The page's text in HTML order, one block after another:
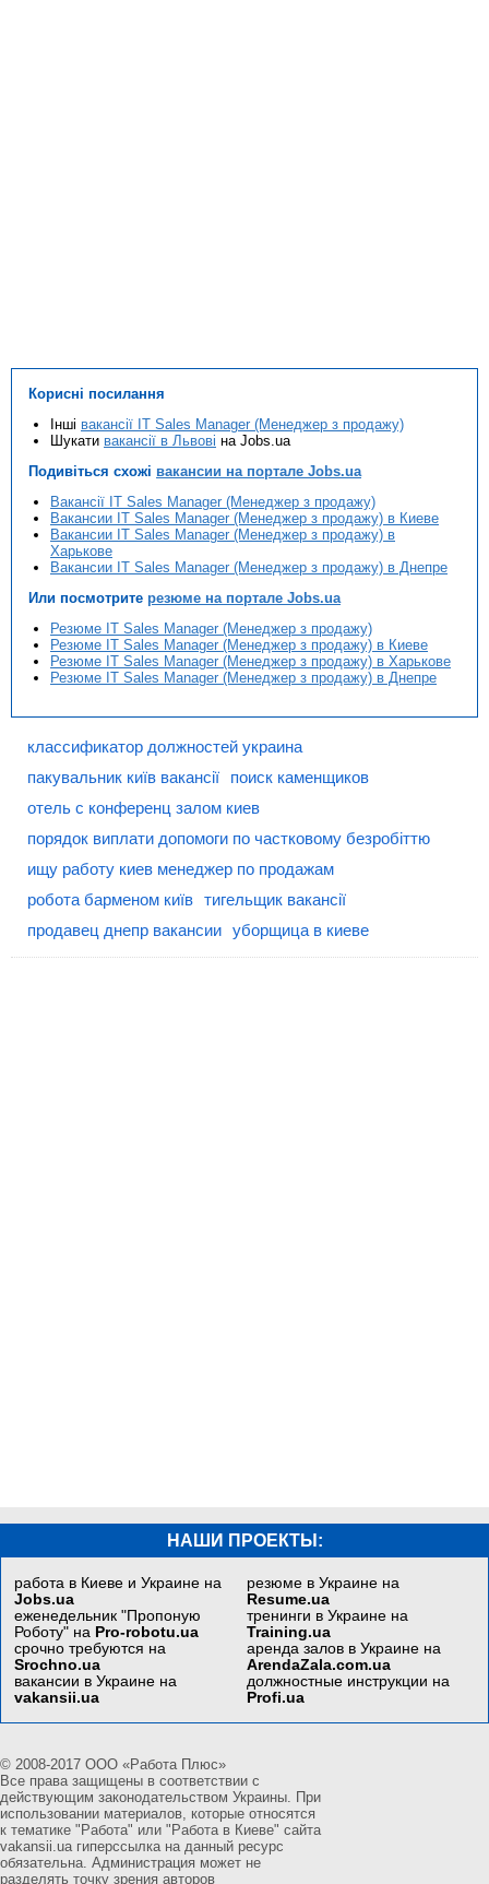
Корисні посилання
Інші вакансії IT Sales Manager (Менеджер з продажу)
Шукати вакансії в Львові на Jobs.ua
Подивіться схожі вакансии на портале Jobs.ua
Вакансії IT Sales Manager (Менеджер з продажу)
Вакансии IT Sales Manager (Менеджер з продажу) в Киеве
Вакансии IT Sales Manager (Менеджер з продажу) в
Харькове
Вакансии IT Sales Manager (Менеджер з продажу) в Днепре
Или посмотрите резюме на портале Jobs.ua
Резюме IT Sales Manager (Менеджер з продажу)
Резюме IT Sales Manager (Менеджер з продажу) в Киеве
Резюме IT Sales Manager (Менеджер з продажу) в Харькове
Резюме IT Sales Manager (Менеджер з продажу) в Днепре
классификатор должностей украина
пакувальник київ вакансії
поиск каменщиков
отель с конференц залом киев
порядок виплати допомоги по частковому безробіттю
ищу работу киев менеджер по продажам
робота барменом київ тигельщик вакансії
продавец днепр вакансии уборщица в киеве
НАШИ ПРОЕКТЫ:
работа в Киеве и Украине на
Jobs.ua
еженедельник "Пропоную
Роботу" на Pro-robotu.ua
срочно требуются на
Srochno.ua
вакансии в Украине на
vakansii.ua
резюме в Украине на
Resume.ua
тренинги в Украине на
Training.ua
аренда залов в Украине на
ArendaZala.com.ua
должностные инструкции на
Profi.ua
© 2008-2017 ООО «Работа Плюс»
Все права защищены в соответствии с
действующим законодательством Украины. При
использовании материалов, которые относятся
к тематике "Работа" или "Работа в Киеве" сайта
vakansii.ua гиперссылка на данный ресурс
обязательна. Администрация может не
разделять точку зрения авторов